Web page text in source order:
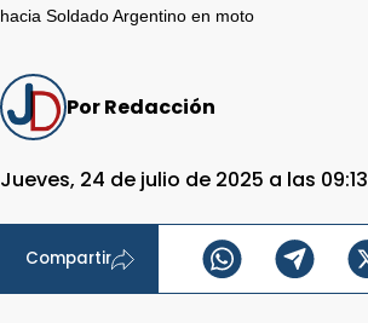
hacia Soldado Argentino en moto
Por Redacción
Jueves, 24 de julio de 2025 a las 09:13
Compartir